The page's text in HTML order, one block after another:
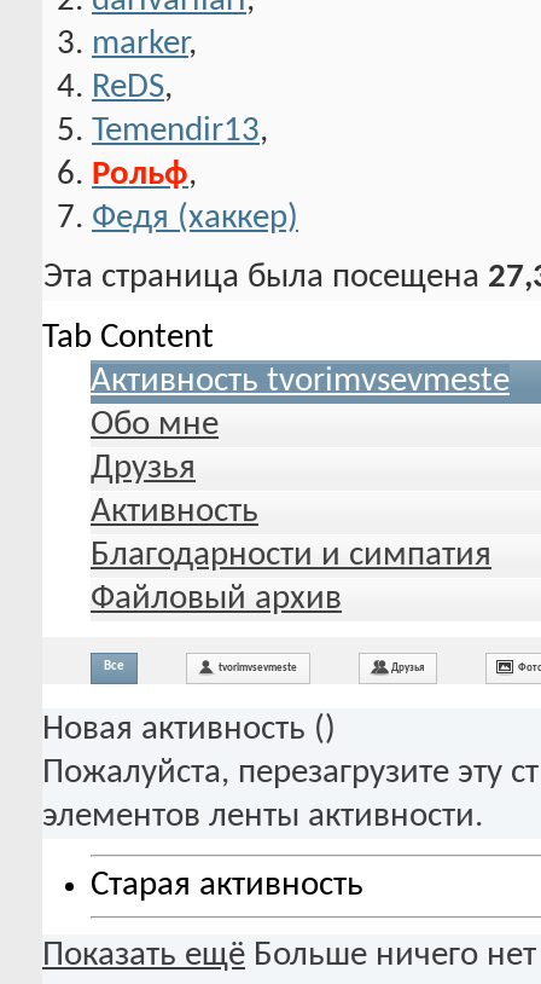
marker,
ReDS,
Temendir13,
Рольф,
Федя (хаккер)
Эта страница была посещена
Tab Content
Активность tvorimvsevmeste
Обо мне
Друзья
Активность
Благодарности и симпатия
Файловый архив
Все tvorimvsevmeste Друзья
Новая активность ()
Пожалуйста, перезагрузите эту
элементов ленты активности.
Старая активность
Показать ещё Больше ничего нет